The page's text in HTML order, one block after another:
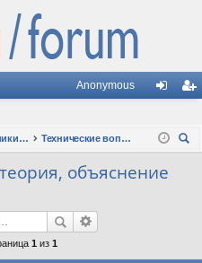
Anonymous
д ис
ИБП - источники бесперебойного питания
Технические вопросы, теория, объяснение терминологии
объяснение
1 из 1